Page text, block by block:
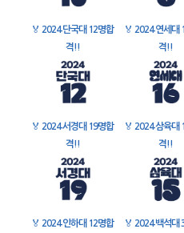
🏅 2024 단국대 12명합
격!!
🏅 2024 연세대
격!!
🏅 2024 서경대 19명합
격!!
🏅 2024 삼육대
격!!
🏅 2024 인하대 12명합
🏅 2024 백석대